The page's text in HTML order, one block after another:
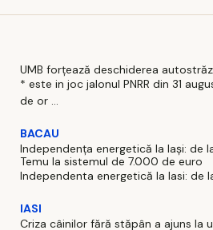
UMB forțează deschiderea
* este in joc jalonul PNRR din 31
de or ...
BACAU
Independența energetică la Iași: de
Temu la sistemul de 7.000 de euro
Independenta energetică la Iasi: de
IASI
Criza câinilor fără stăpân a ajuns la